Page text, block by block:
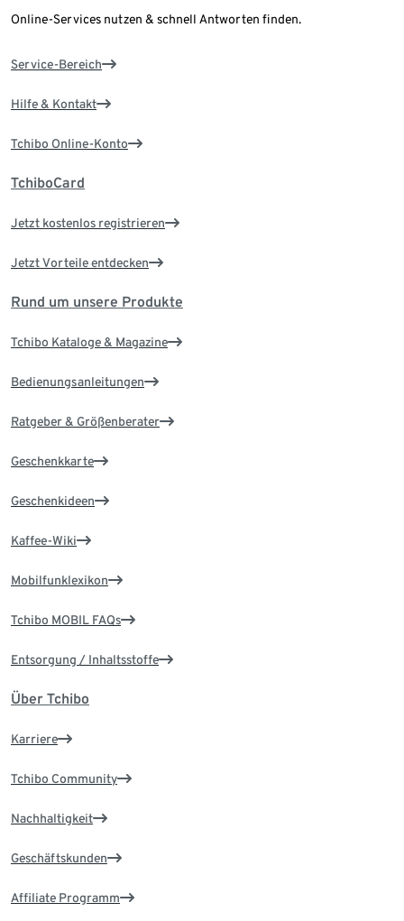
Online-Services nutzen & schnell Antworten finden.
Service-Bereich
Hilfe & Kontakt
Tchibo Online-Konto
TchiboCard
Jetzt kostenlos registrieren
Jetzt Vorteile entdecken
Rund um unsere Produkte
Tchibo Kataloge & Magazine
Bedienungsanleitungen
Ratgeber & Größenberater
Geschenkkarte
Geschenkideen
Kaffee-Wiki
Mobilfunklexikon
Tchibo MOBIL FAQs
Entsorgung / Inhaltsstoffe
Über Tchibo
Karriere
Tchibo Community
Nachhaltigkeit
Geschäftskunden
Affiliate Programm